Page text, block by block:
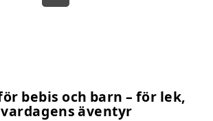
bebis och barn – för lek,
äventyr